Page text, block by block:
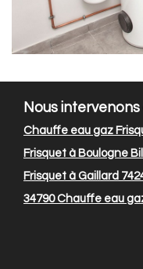
Nous
Chauffe eau gaz
Frisquet à Boulogne
Frisquet à Gaillard
34790Chauffe eau